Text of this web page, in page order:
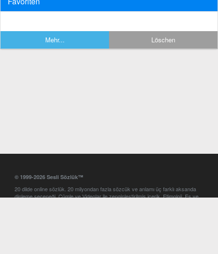
Mehr... Löschen
© 1999-2026 Sesli Sözlük™
20 dilde online sözlük. 20 milyondan fazla sözcük ve anlamı üç farklı aksanda
dinleme seçeneği. Cümle ve Videolar ile zenginleştirilmiş içerik. Etimoloji, Eş ve